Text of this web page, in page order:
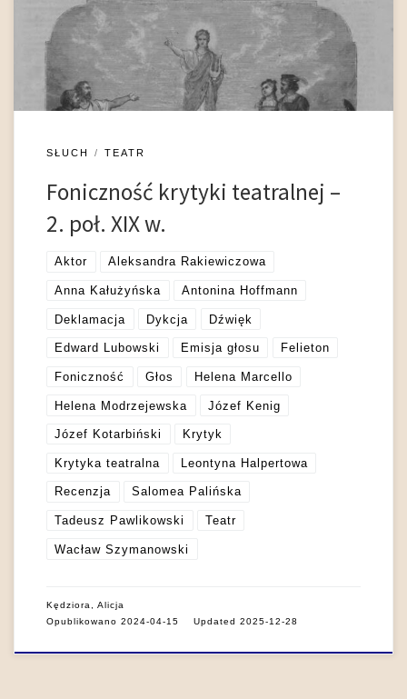
wyznaczało cechy konstytutywne widowiska – audialność i
wizualność (por. Malinowska 1994: 56) Pozostałe czynniki
kształtujące […]
SŁUCH TEATR
Foniczność krytyki teatralnej –
2. poł. XIX w.
Aktor Aleksandra Rakiewiczowa
Anna Kałużyńska Antonina Hoffmann
Deklamacja Dykcja Dźwięk
Edward Lubowski Emisja głosu Felieton
Foniczność Głos Helena Marcello
Helena Modrzejewska Józef Kenig
Józef Kotarbiński Krytyk
Krytyka teatralna Leontyna Halpertowa
Recenzja Salomea Palińska
Tadeusz Pawlikowski Teatr
Wacław Szymanowski
Kędziora, Alicja
Opublikowano 2024-04-15 Updated 2025-12-28